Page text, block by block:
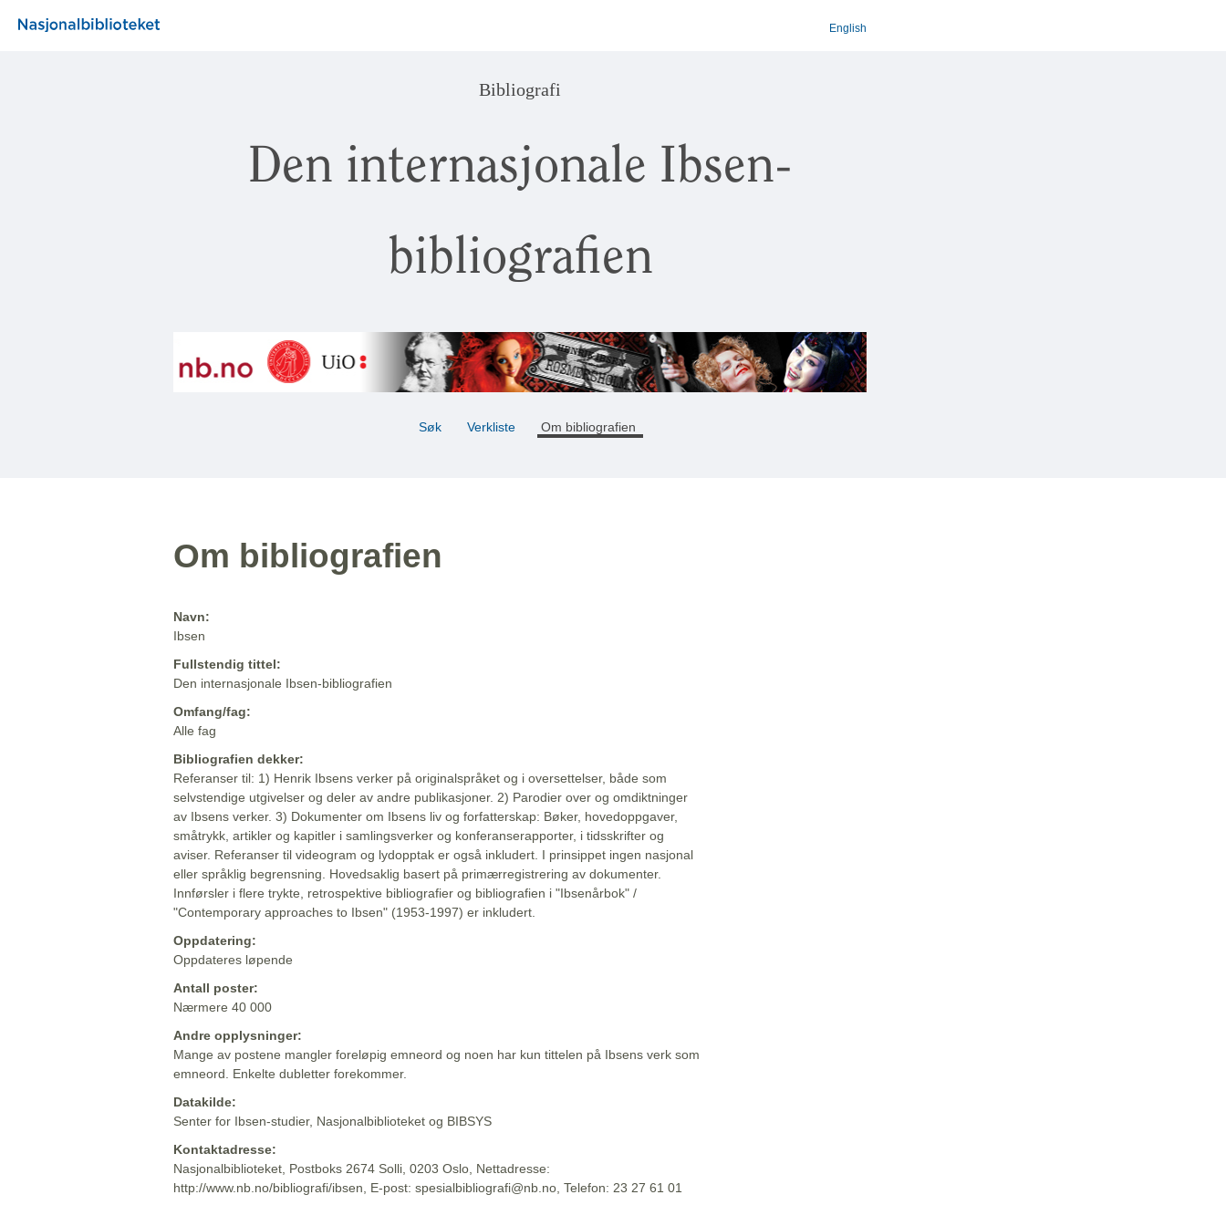
English
Bibliografi
Den internasjonale Ibsen-
bibliografien
Søk Verkliste Om bibliografien
Om bibliografien
Navn:
Ibsen
Fullstendig tittel:
Den internasjonale Ibsen-bibliografien
Omfang/fag:
Alle fag
Bibliografien dekker:
Referanser til: 1) Henrik Ibsens verker på originalspråket og i oversettelser, både som
selvstendige utgivelser og deler av andre publikasjoner. 2) Parodier over og omdiktninger
av Ibsens verker. 3) Dokumenter om Ibsens liv og forfatterskap: Bøker, hovedoppgaver,
småtrykk, artikler og kapitler i samlingsverker og konferanserapporter, i tidsskrifter og
aviser. Referanser til videogram og lydopptak er også inkludert. I prinsippet ingen nasjonal
eller språklig begrensning. Hovedsaklig basert på primærregistrering av dokumenter.
Innførsler i flere trykte, retrospektive bibliografier og bibliografien i "Ibsenårbok" /
"Contemporary approaches to Ibsen" (1953-1997) er inkludert.
Oppdatering:
Oppdateres løpende
Antall poster:
Nærmere 40 000
Andre opplysninger:
Mange av postene mangler foreløpig emneord og noen har kun tittelen på Ibsens verk som
emneord. Enkelte dubletter forekommer.
Datakilde:
Senter for Ibsen-studier, Nasjonalbiblioteket og BIBSYS
Kontaktadresse:
Nasjonalbiblioteket, Postboks 2674 Solli, 0203 Oslo, Nettadresse:
http://www.nb.no/bibliografi/ibsen, E-post: spesialbibliografi@nb.no, Telefon: 23 27 61 01